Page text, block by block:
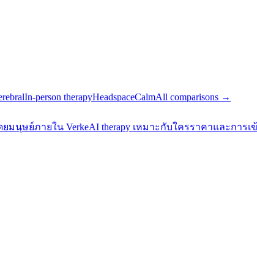
In-person therapyHeadspaceCalmAll comparisons →
ยมนุษย์ภายใน VerkeAI therapy เหมาะกับใครราคาและการเ